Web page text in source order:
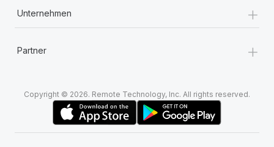
Unternehmen +
Partner +
Copyright © 2026. Remote Technology, Inc. All rights reserved.